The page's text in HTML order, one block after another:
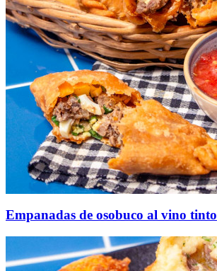
Empanadas de osobuco al vino tinto